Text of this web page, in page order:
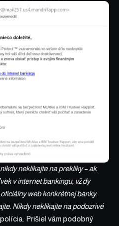
neklikajte na prekliky – ak
v internet bankingu, vždy
web konkrétnej banky.
Nikdy neklikajte na podozrivé
Prišiel vám podobný